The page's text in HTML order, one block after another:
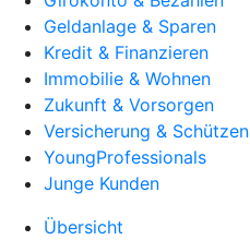
Geldanlage & Sparen
Kredit & Finanzieren
Immobilie & Wohnen
Zukunft & Vorsorgen
Versicherung & Schützen
YoungProfessionals
Junge Kunden
Übersicht